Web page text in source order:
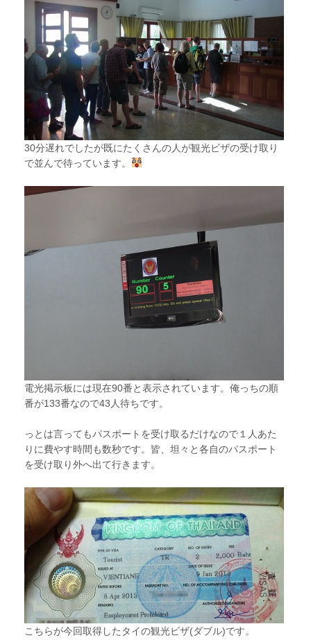
30分遅れでしたが既にたくさんの人が観光ビザの受け取り
で並んで待っています。
電光掲示板には現在90番と表示されています。俺っちの順
番が133番なので43人待ちです。
っとは言ってもパスポートを受け取るだけなので１人あた
りに費やす時間も数秒です。皆、坦々と各自のパスポート
を受け取り外へ出て行きます。
こちらが今回取得したタイの観光ビザ(ダブル)です。